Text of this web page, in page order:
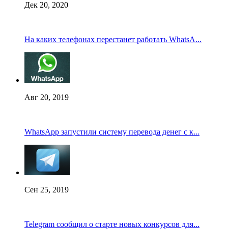
Дек 20, 2020
На каких телефонах перестанет работать WhatsA...
Авг 20, 2019
WhatsApp запустили систему перевода денег с к...
Сен 25, 2019
Telegram сообщил о старте новых конкурсов для...